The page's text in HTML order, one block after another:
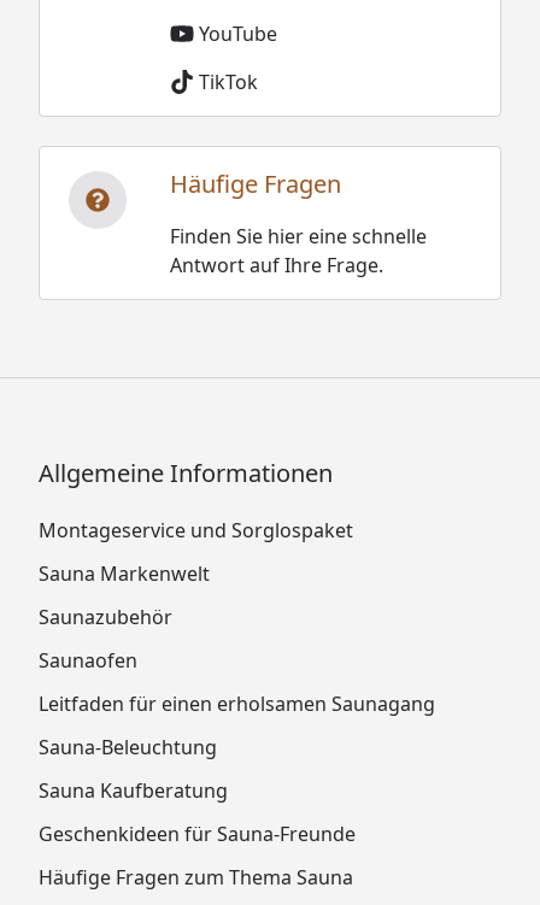
YouTube
TikTok
Häufige Fragen
Finden Sie hier eine schnelle
Antwort auf Ihre Frage.
Allgemeine Informationen
Montageservice und Sorglospaket
Sauna Markenwelt
Saunazubehör
Saunaofen
Leitfaden für einen erholsamen Saunagang
Sauna-Beleuchtung
Sauna Kaufberatung
Geschenkideen für Sauna-Freunde
Häufige Fragen zum Thema Sauna